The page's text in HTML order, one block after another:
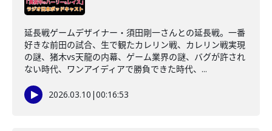
延長戦ゲームデザイナー・須田剛一さんとの延長戦。一番
好きな前田の試合、生で観たカレリン戦、カレリン戦実現
の謎、猪木vs天龍の内幕、ゲーム業界の謎、バグが許され
ない時代、ワンアイディアで勝負できた時代、...
2026.03.10 |00:16:53